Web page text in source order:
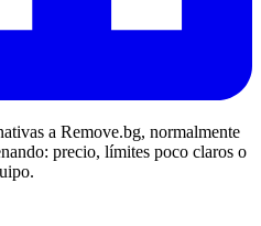
a Remove.bg, normalmente
precio, límites poco claros o